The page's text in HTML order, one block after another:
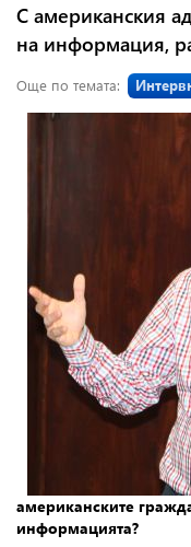
С американския
на информация,
Още по темата:
американските
информацията?